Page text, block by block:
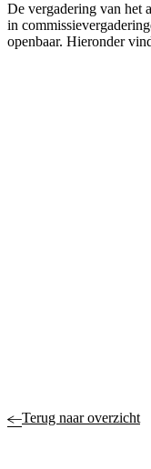
De vergadering van het
in
openbaar. Hieronder
Terug naar overzicht